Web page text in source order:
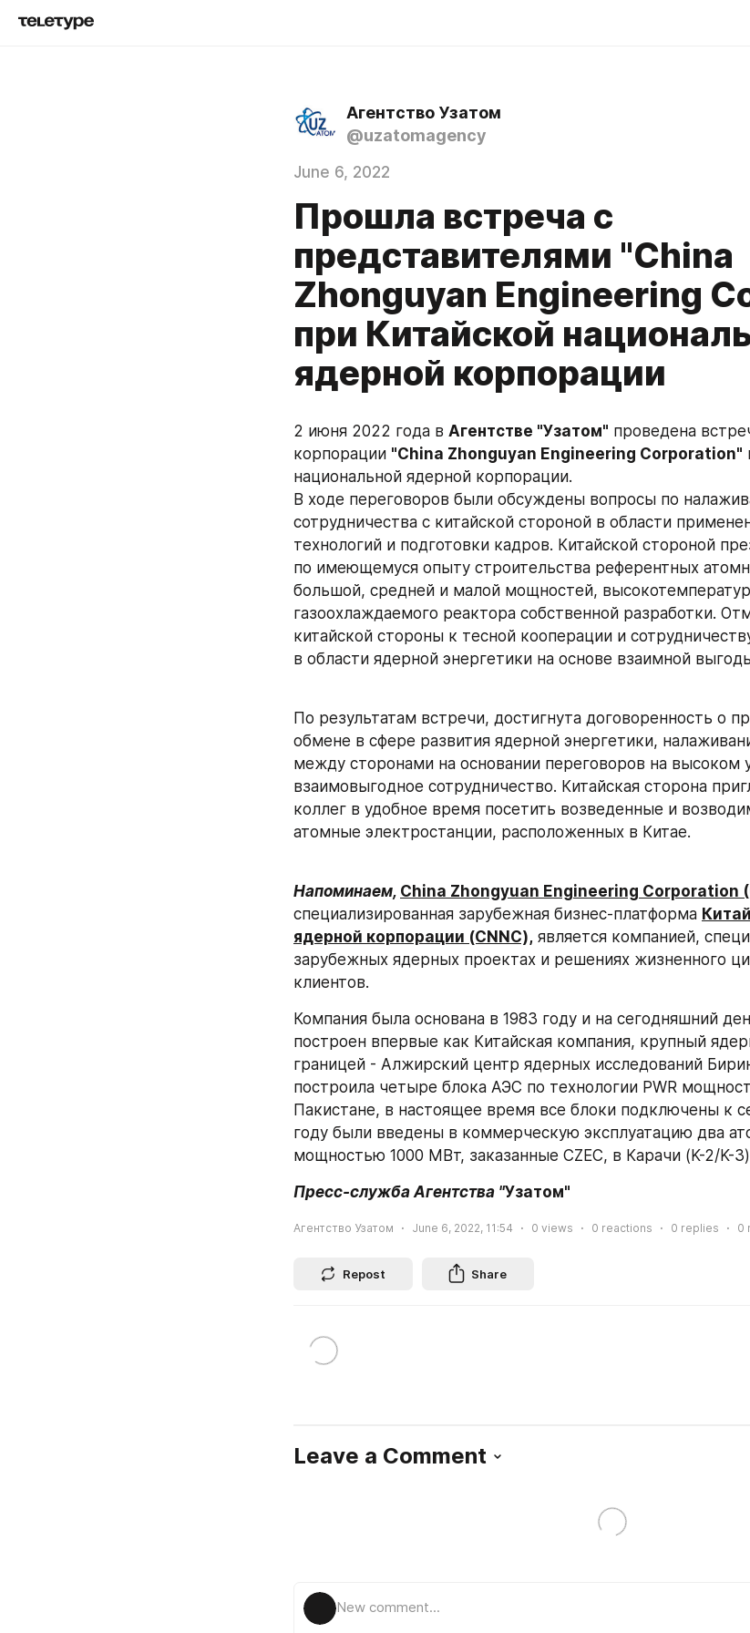
Агентство Узатом
@uzatomagency
June 6, 2022
Прошла встреча с
представителями "China
Zhonguyan Engineering
при Китайской
ядерной корпорации
2 июня 2022 года в Агентстве "Узатом" проведена
корпорации "China Zhonguyan Engineering Corporation"
национальной ядерной корпорации.
В ходе переговоров были обсуждены вопросы по
сотрудничества с китайской стороной в области
технологий и подготовки кадров. Китайской стороной
по имеющемуся опыту строительства референтных
большой, средней и малой мощностей,
газоохлаждаемого реактора собственной разработки.
китайской стороны к тесной кооперации и
в области ядерной энергетики на основе взаимной
По результатам встречи, достигнута договоренность о
обмене в сфере развития ядерной энергетики,
между сторонами на основании переговоров на высоком
взаимовыгодное сотрудничество. Китайская сторона
коллег в удобное время посетить возведенные и
атомные электростанции, расположенных в Китае.
Напоминаем, China Zhongyuan Engineering Corporation
специализированная зарубежная бизнес-платформа
ядерной корпорации (CNNC), является компанией,
зарубежных ядерных проектах и решениях жизненного
клиентов.
Компания была основана в 1983 году и на сегодняшний
построен впервые как Китайская компания, крупный
границей - Алжирский центр ядерных исследований
построила четыре блока АЭС по технологии PWR
Пакистане, в настоящее время все блоки подключены к
году были введены в коммерческую эксплуатацию два
мощностью 1000 МВт, заказанные CZEC, в Карачи (K-2/K-
Пресс-служба Агентства "Узатом"
Агентство Узатом June 6, 2022, 11:54 0 views 0 reactions 0 replies 0
Repost Share
Leave a Comment